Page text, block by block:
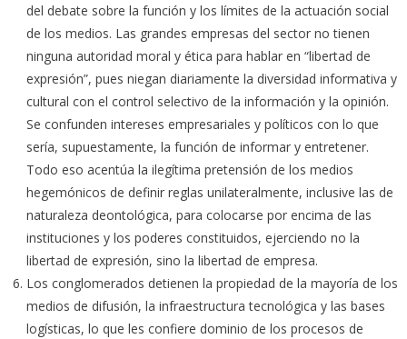
del debate sobre la función y los límites de la actuación social
de los medios. Las grandes empresas del sector no tienen
ninguna autoridad moral y ética para hablar en “libertad de
expresión”, pues niegan diariamente la diversidad informativa y
cultural con el control selectivo de la información y la opinión.
Se confunden intereses empresariales y políticos con lo que
sería, supuestamente, la función de informar y entretener.
Todo eso acentúa la ilegítima pretensión de los medios
hegemónicos de definir reglas unilateralmente, inclusive las de
naturaleza deontológica, para colocarse por encima de las
instituciones y los poderes constituidos, ejerciendo no la
libertad de expresión, sino la libertad de empresa.
Los conglomerados detienen la propiedad de la mayoría de los
medios de difusión, la infraestructura tecnológica y las bases
logísticas, lo que les confiere dominio de los procesos de